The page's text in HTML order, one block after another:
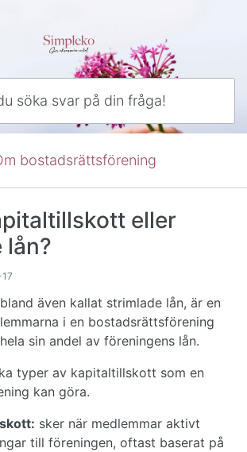
bostadsrättsförening
eller
lån?
även kallat strimlade lån, är en
i en bostadsrättsförening
sin andel av föreningens lån.
typer av kapitaltillskott som en
kan göra.
sker när medlemmar aktivt
till föreningen, oftast baserat på